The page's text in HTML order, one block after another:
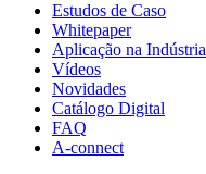
Estudos de Caso
Whitepaper
Aplicação na Indústria
Vídeos
Novidades
Catálogo Digital
FAQ
A-connect